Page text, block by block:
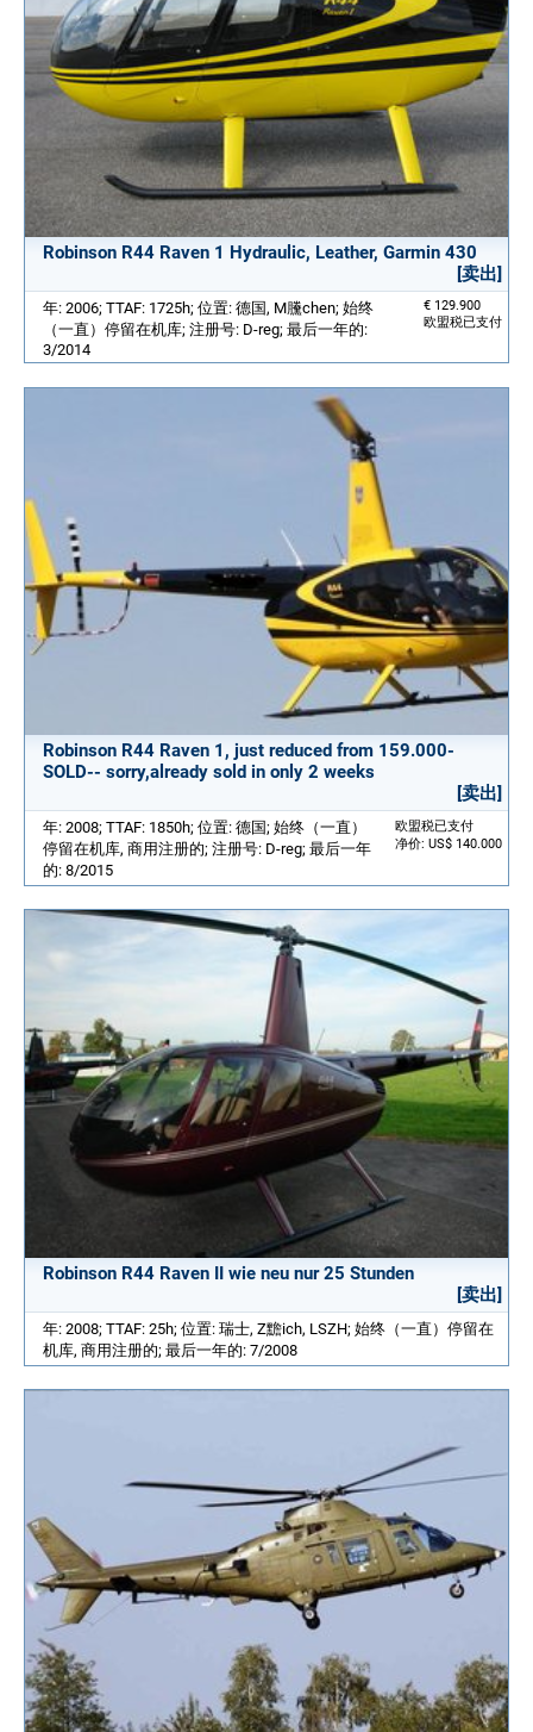
Robinson R44 Raven 1 Hydraulic, Leather, Garmin 430
[卖出]
€ 129.900
欧盟税已支付
年: 2006; TTAF: 1725h; 位置: 德国, M黱chen; 始终
（一直）停留在机库; 注册号: D-reg; 最后一年的:
3/2014
Robinson R44 Raven 1, just reduced from 159.000-
SOLD-- sorry,already sold in only 2 weeks
[卖出]
欧盟税已支付
净价: US$ 140.000
年: 2008; TTAF: 1850h; 位置: 德国; 始终（一直）
停留在机库, 商用注册的; 注册号: D-reg; 最后一年
的: 8/2015
Robinson R44 Raven II wie neu nur 25 Stunden
[卖出]
年: 2008; TTAF: 25h; 位置: 瑞士, Z黵ich, LSZH; 始终（一直）停留在
机库, 商用注册的; 最后一年的: 7/2008